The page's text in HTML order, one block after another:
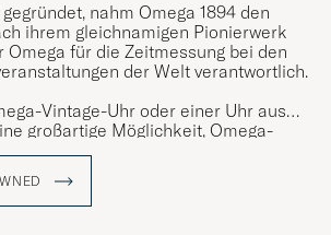
nahm Omega 1894 den
ihrem gleichnamigen Pionierwerk
Omega für die Zeitmessung bei den
der Welt verantwortlich.
Vintage-Uhr oder einer Uhr aus
großartige Möglichkeit, Omega-
Herkunft und Charakter zu
Stahluhren.